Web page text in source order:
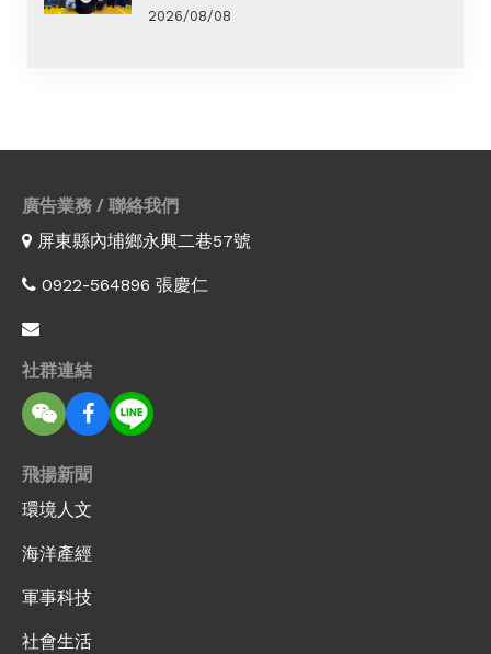
2026/08/08
廣告業務 / 聯絡我們
屏東縣內埔鄉永興二巷57號
0922-564896 張慶仁
社群連結
飛揚新聞
環境人文
海洋產經
軍事科技
社會生活